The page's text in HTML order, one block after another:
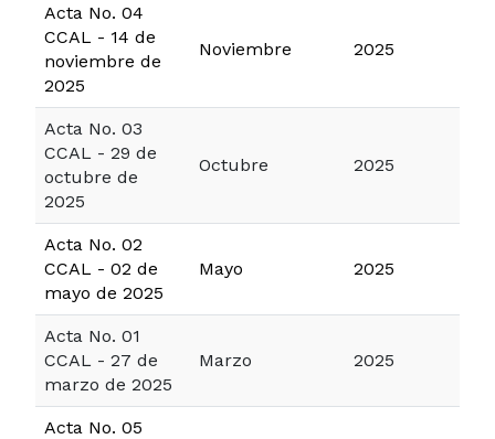
Acta No. 04
CCAL - 14 de
noviembre de
2025
Noviembre 2025
Acta No. 03
CCAL - 29 de
octubre de
2025
Octubre 2025
Acta No. 02
CCAL - 02 de
mayo de 2025
Mayo 2025
Acta No. 01
CCAL - 27 de
marzo de 2025
Marzo 2025
Acta No. 05